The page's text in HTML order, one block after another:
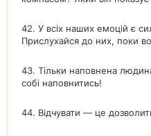
42. У всіх наших емоцій є
Прислухайся до них, поки
43. Тільки наповнена
собі наповнитись!
44. Відчувати — це